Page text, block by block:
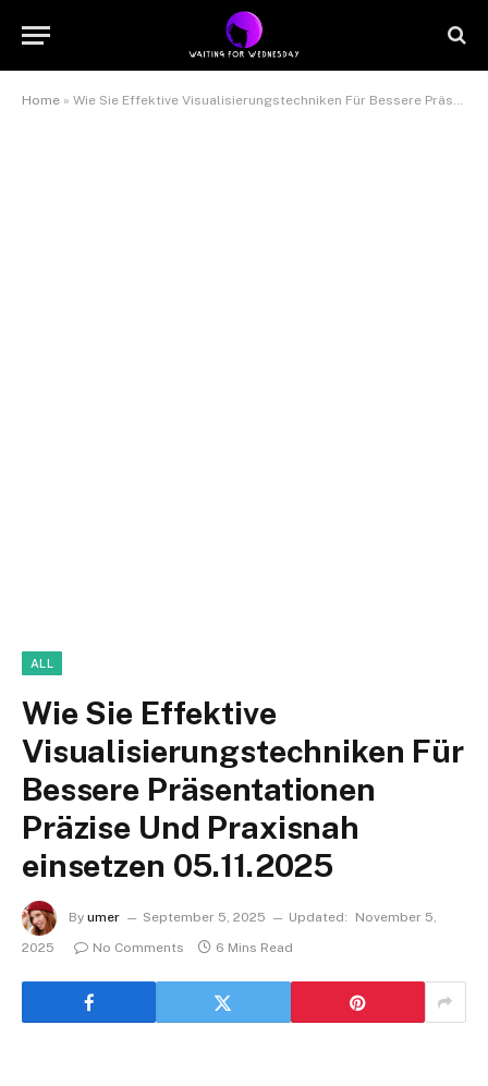
Home » Wie Sie Effektive Visualisierungstechniken Für Bessere Präsentationen Präzise Und Praxisnah einsetzen 05.11.2025
ALL
Wie Sie Effektive
Visualisierungstechniken Für
Bessere Präsentationen
Präzise Und Praxisnah
einsetzen 05.11.2025
By umer September 5, 2025 Updated:
November 5,
2025
No Comments 6 Mins Read